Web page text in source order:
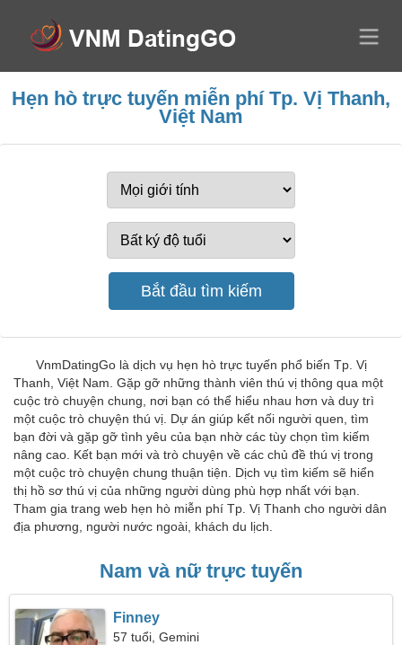
Hẹn hò trực tuyến miễn phí Tp. Vị Thanh,
Việt Nam
VnmDatingGo là dịch vụ hẹn hò trực tuyến phổ biến Tp. Vị
Thanh, Việt Nam. Gặp gỡ những thành viên thú vị thông qua một
cuộc trò chuyện chung, nơi bạn có thể hiểu nhau hơn và duy trì
một cuộc trò chuyện thú vị. Dự án giúp kết nối người quen, tìm
bạn đời và gặp gỡ tình yêu của bạn nhờ các tùy chọn tìm kiếm
nâng cao. Kết bạn mới và trò chuyện về các chủ đề thú vị trong
một cuộc trò chuyện chung thuận tiện. Dịch vụ tìm kiếm sẽ hiển
thị hồ sơ thú vị của những người dùng phù hợp nhất với bạn.
Tham gia trang web hẹn hò miễn phí Tp. Vị Thanh cho người dân
địa phương, người nước ngoài, khách du lịch.
Nam và nữ trực tuyến
Finney
57 tuổi, Gemini